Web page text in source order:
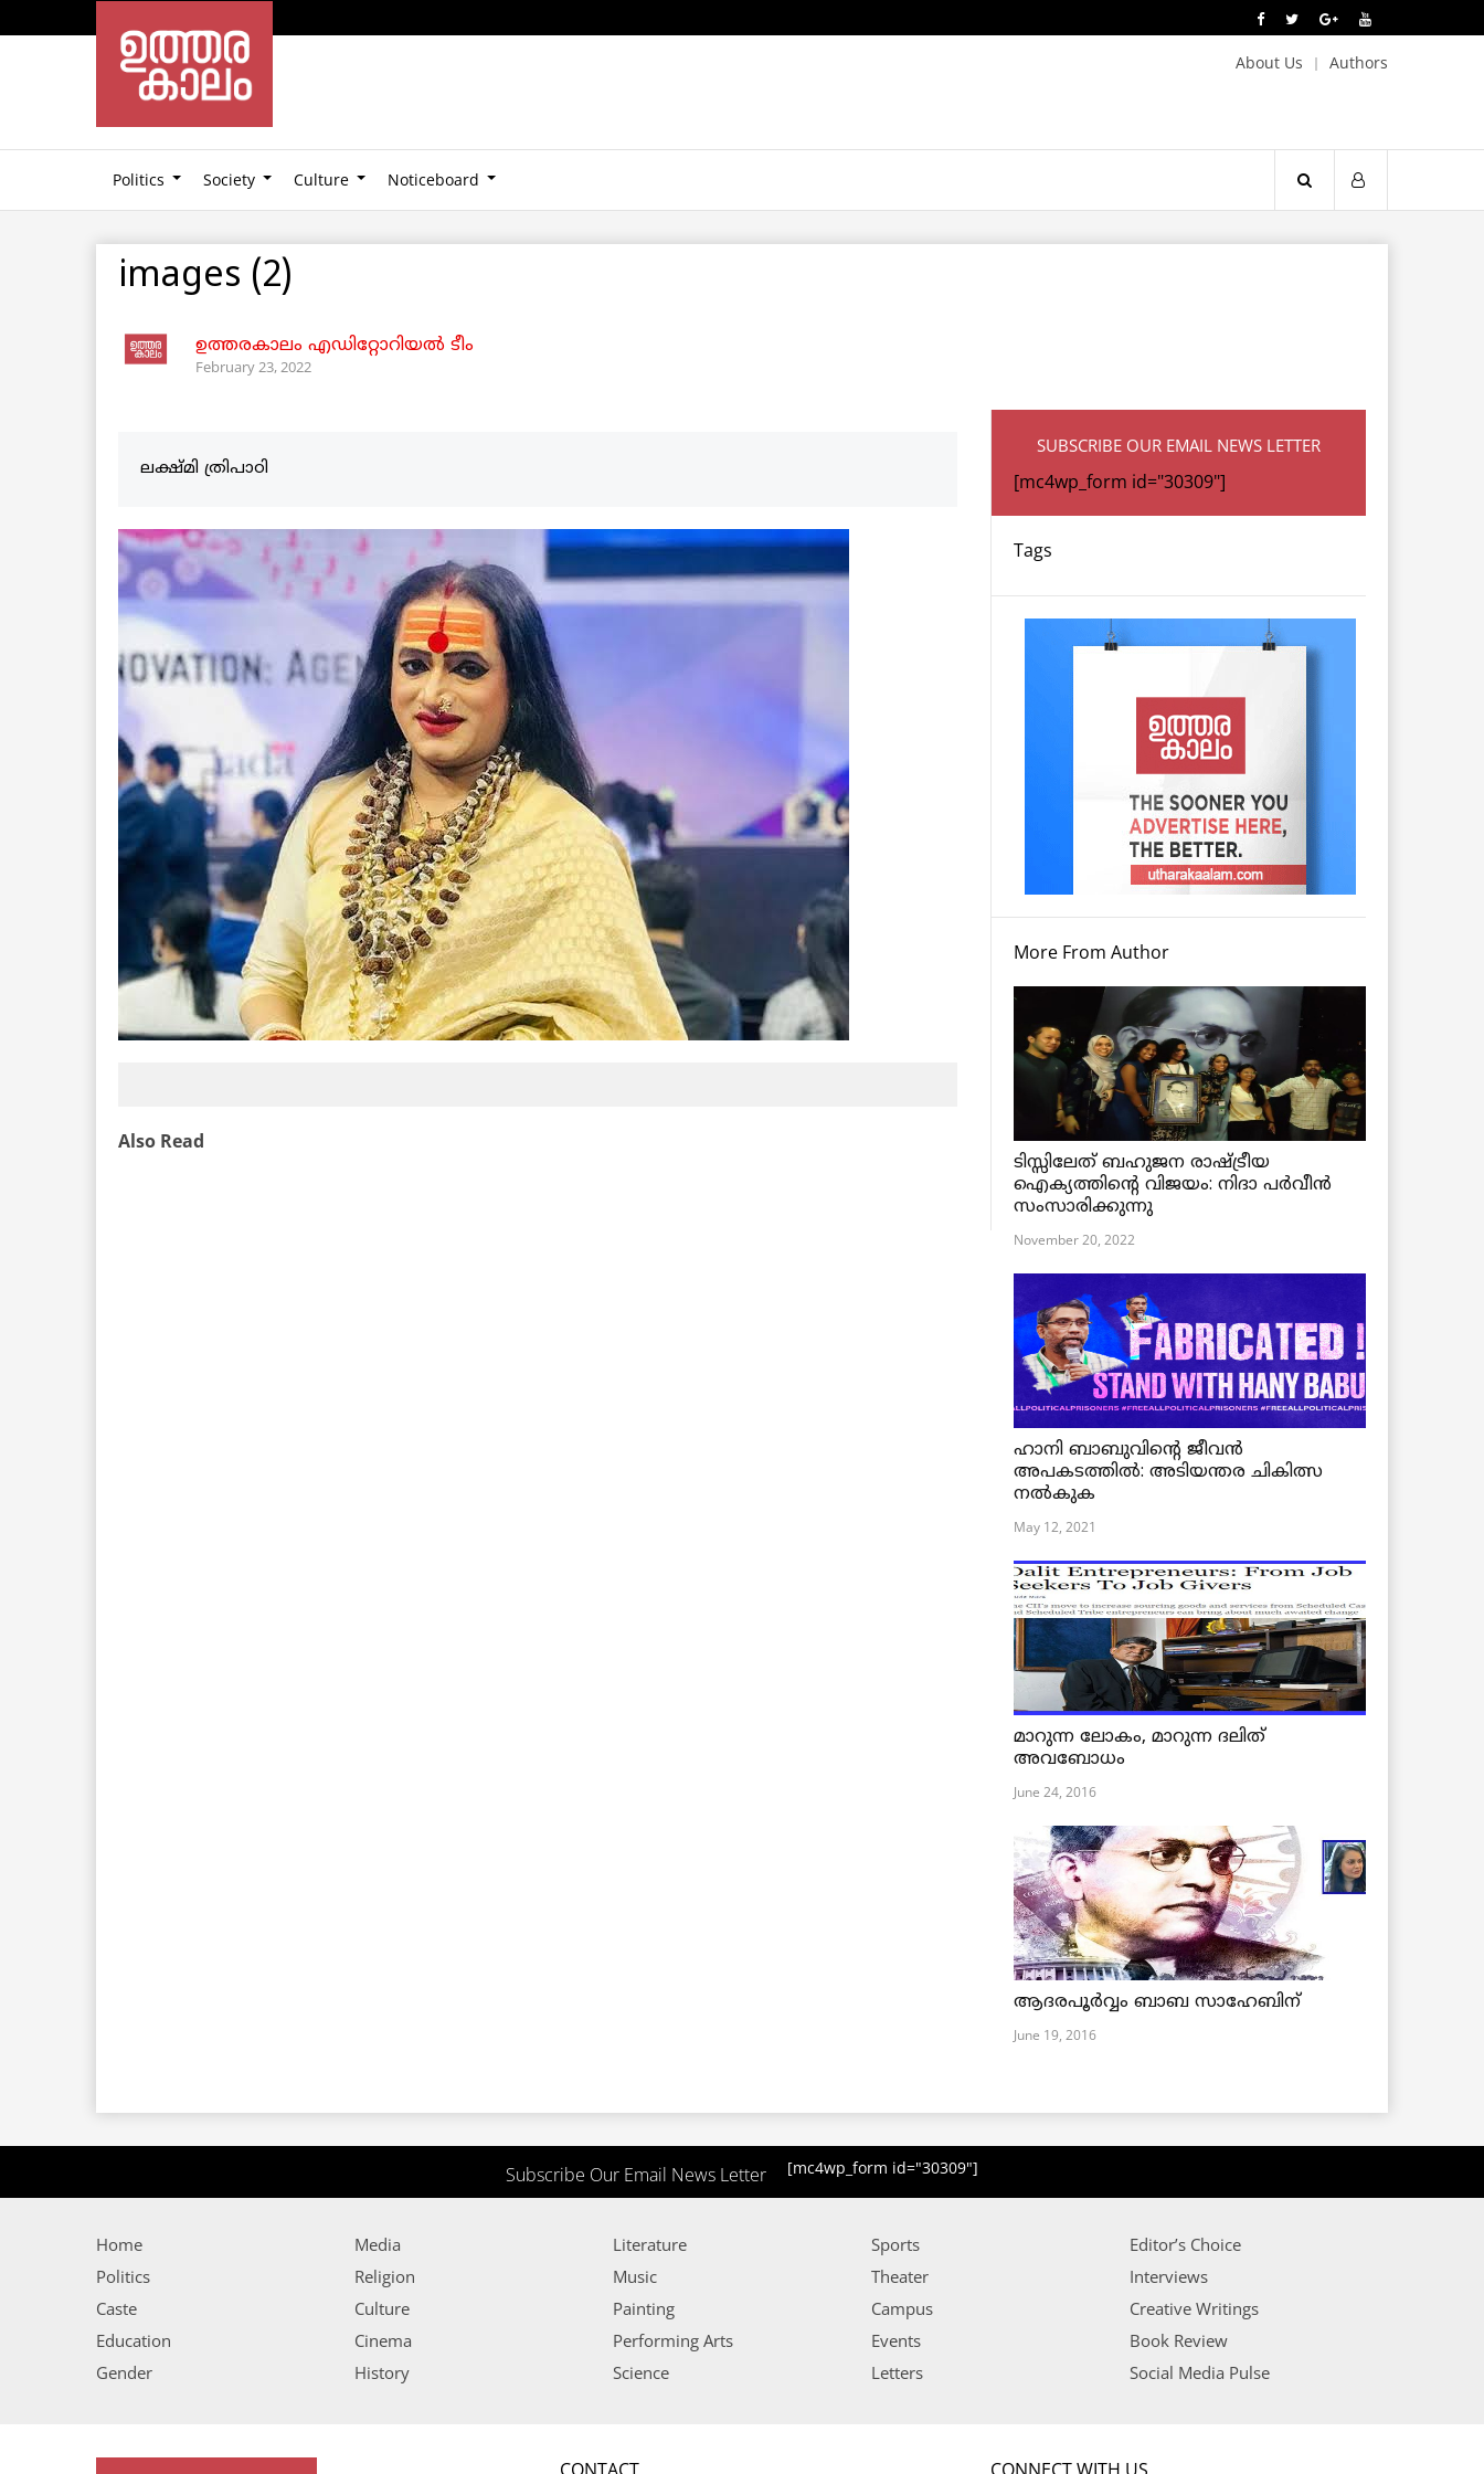
About Us Authors
Politics Society Culture Noticeboard
images (2)
ഉത്തരകാലം എഡിറ്റോറിയല്‍ ടീം
February 23, 2022
ലക്ഷ്മി ത്രിപാഠി
Also Read
SUBSCRIBE OUR EMAIL NEWS LETTER
[mc4wp_form id="30309"]
Tags
More From Author
ടിസ്സിലേത് ബഹുജന രാഷ്ട്രീയ
ഐക്യത്തിന്റെ വിജയം: നിദാ പർവീൻ
സംസാരിക്കുന്നു
November 20, 2022
ഹാനി ബാബുവിന്റെ ജീവൻ
അപകടത്തിൽ: അടിയന്തര ചികിത്സ
നൽകുക
May 12, 2021
മാറുന്ന ലോകം, മാറുന്ന ദലിത്
അവബോധം
June 24, 2016
ആദരപൂര്‍വ്വം ബാബ സാഹേബിന്
June 19, 2016
Subscribe Our Email News Letter [mc4wp_form id="30309"]
Home
Politics
Caste
Education
Gender
Media
Religion
Culture
Cinema
History
Literature
Music
Painting
Performing Arts
Science
Sports
Theater
Campus
Events
Letters
Editor’s Choice
Interviews
Creative Writings
Book Review
Social Media Pulse